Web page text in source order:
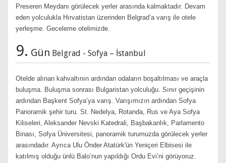
Preseren Meydanı görülecek yerler arasında kalmaktadır. Devam
eden yolculukla Hırvatistan üzerinden Belgrad’a varış ile otele
yerleşme. Geceleme otelimizde.
9. Gün Belgrad - Sofya – İstanbul
Otelde alınan kahvaltının ardından odaların boşaltılması ve araçla
buluşma. Buluşma sonrası Bulgaristan yolculuğu. Sınır geçişinin
ardından Başkent Sofya’ya varış. Varışımızın ardından Sofya
Panoramik şehir turu. St. Nedelya, Rotanda, Rus ve Aya Sofya
Kiliseleri, Aleksander Nevski Katedrali, Başbakanlık, Parlamento
Binası, Sofya Üniversitesi, panoramik turumuzda görülecek yerler
arasındadır. Ayrıca Ulu Önder Atatürk'ün Yeniçeri Elbisesi ile
katılmış olduğu ünlü Balo’nun yapıldığı Ordu Evi’ni görüyoruz.